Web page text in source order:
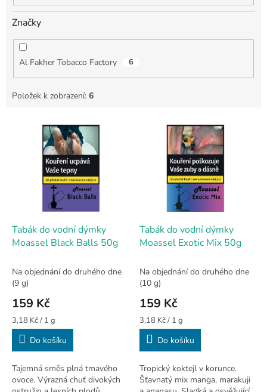
Značky
Al Fakher Tobacco Factory 6
Položek k zobrazení: 6
dTabák do vodní dýmky
Moassel Black Balls 50g
Na objednání do druhého dne
(9 g)
159 Kč
Měrná
cena:
3,18 Kč / 1 g
Do košíku
Tajemná směs plná tmavého
ovoce. Výrazná chuť divokých
Tabák do vodní dýmky
Moassel Exotic Mix 50g
Na objednání do druhého dne
(10 g)
159 Kč
Měrná
cena:
3,18 Kč / 1 g
Do košíku
Tropický koktejl v korunce.
Šťavnatý mix manga, marakuji